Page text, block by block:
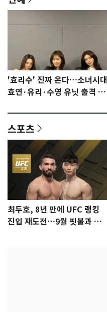
'효리수' 진짜 온다…소녀시대
효연·유리·수영 유닛 출격 [N
스포츠
최두호, 8년 만에 UFC 랭킹
진입 재도전…9월 핏불과 대